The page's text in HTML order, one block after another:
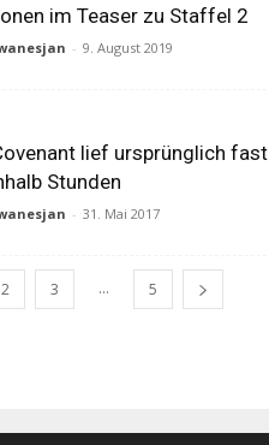
im Teaser zu Staffel 2
- 9. August 2019
lief ursprünglich fast
Stunden
- 31. Mai 2017
2 3 ... 5